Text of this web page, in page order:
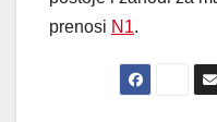
prenosi N1.